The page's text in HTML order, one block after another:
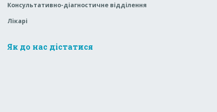
Консультативно-діагностичне відділення
Лікарі
Як до нас дістатися